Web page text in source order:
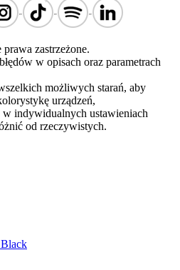
zastrzeżone.
w opisach oraz parametrach
możliwych starań, aby
urządzeń,
indywidualnych ustawieniach
od rzeczywistych.